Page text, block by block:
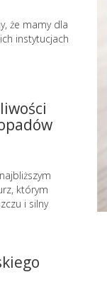
że mamy dla
instytucjach
którym
i silny